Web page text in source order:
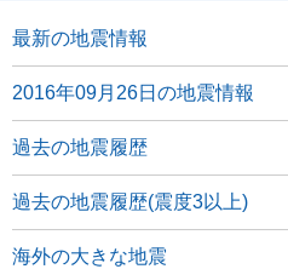
最新の地震情報
2016年09月26日の地震情報
過去の地震履歴
過去の地震履歴(震度3以上)
海外の大きな地震